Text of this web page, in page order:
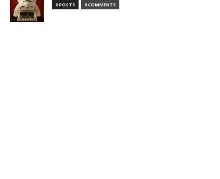
0 POSTS 0 COMMENTS